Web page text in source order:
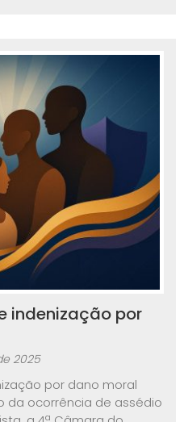
indenização por
2025
por dano moral
da ocorrência de assédio